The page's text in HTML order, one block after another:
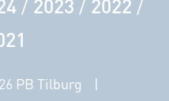
/ 2023 / 2022 /
PB Tilburg